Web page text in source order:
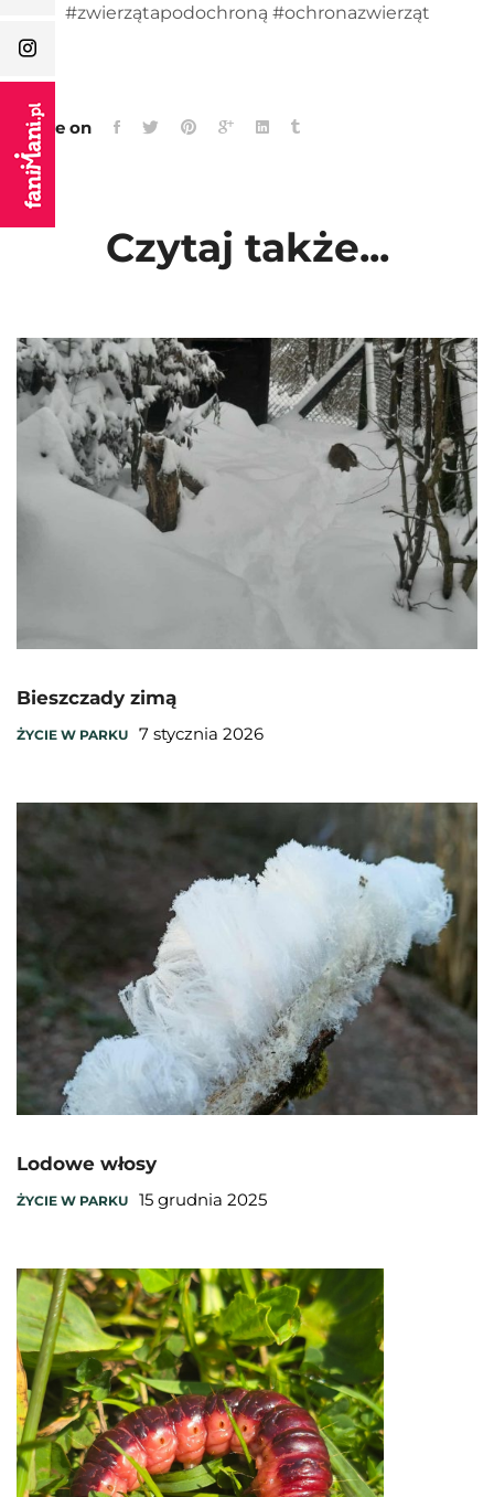
#zwierzątapodochroną #ochronazwierząt
Share on
Czytaj także...
Bieszczady zimą
ŻYCIE W PARKU 7 stycznia 2026
Lodowe włosy
ŻYCIE W PARKU 15 grudnia 2025